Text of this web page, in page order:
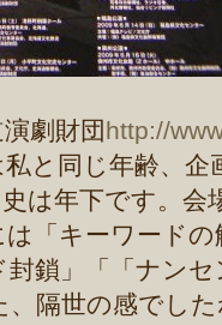
劇財団http://
と同じ年齢、
は年下です。
「キーワード
鎖」「「ナン
隔世の感でし